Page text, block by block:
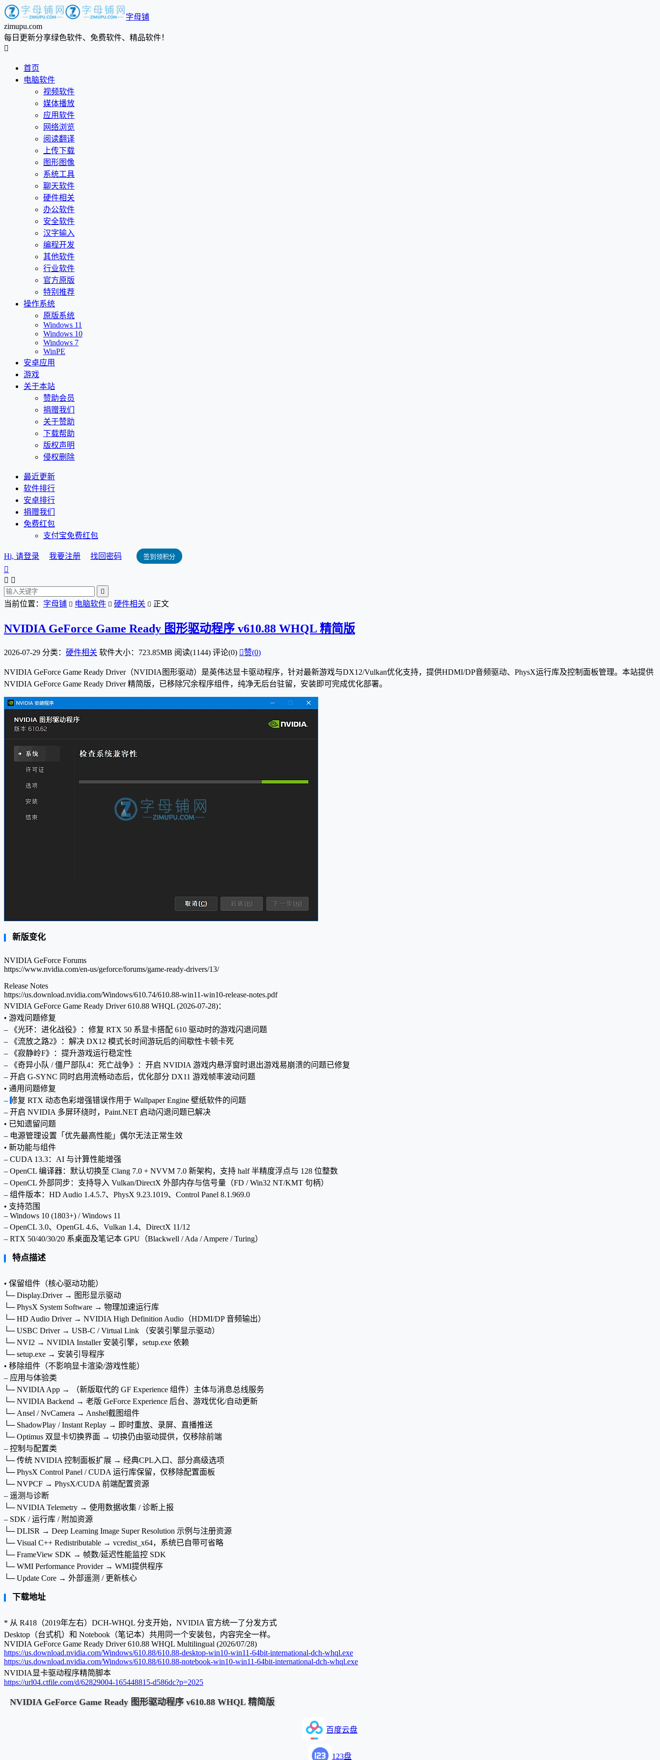
字母铺
zimupu.com
每日更新分享绿色软件、免费软件、精品软件！

首页
电脑软件
视频软件
媒体播放
应用软件
网络浏览
阅读翻译
上传下载
图形图像
系统工具
聊天软件
硬件相关
办公软件
安全软件
汉字输入
编程开发
其他软件
行业软件
官方原版
特别推荐
操作系统
原版系统
Windows 11
Windows 10
Windows 7
WinPE
安卓应用
游戏
关于本站
赞助会员
捐赠我们
关于赞助
下载帮助
版权声明
侵权删除
最近更新
软件排行
安卓排行
捐赠我们
免费红包
支付宝免费红包
Hi, 请登录 我要注册 找回密码 签到领积分

 

当前位置： 字母铺  电脑软件  硬件相关  正文
NVIDIA GeForce Game Ready 图形驱动程序 v610.88 WHQL 精简版
2026-07-29 分类： 硬件相关 软件大小：723.85MB 阅读(1144) 评论(0) 赞(0)
NVIDIA GeForce Game Ready Driver（NVIDIA图形驱动）是英伟达显卡驱动程序，针对最新游戏与DX12/Vulkan优化支持，提供HDMI/DP音频驱动、PhysX运行库及控制面板管理。本站提供
NVIDIA GeForce Game Ready Driver 精简版，已移除冗余程序组件，纯净无后台驻留，安装即可完成优化部署。
新版变化
NVIDIA GeForce Forums
https://www.nvidia.com/en-us/geforce/forums/game-ready-drivers/13/
Release Notes
https://us.download.nvidia.com/Windows/610.74/610.88-win11-win10-release-notes.pdf
NVIDIA GeForce Game Ready Driver 610.88 WHQL (2026-07-28)：
• 游戏问题修复
– 《光环：进化战役》：修复 RTX 50 系显卡搭配 610 驱动时的游戏闪退问题
– 《流放之路2》：解决 DX12 模式长时间游玩后的间歇性卡顿卡死
– 《寂静岭F》：提升游戏运行稳定性
– 《奇异小队 / 僵尸部队4：死亡战争》：开启 NVIDIA 游戏内悬浮窗时退出游戏易崩溃的问题已修复
– 开启 G-SYNC 同时启用流畅动态后，优化部分 DX11 游戏帧率波动问题
• 通用问题修复
– 修复 RTX 动态色彩增强错误作用于 Wallpaper Engine 壁纸软件的问题
– 开启 NVIDIA 多屏环绕时，Paint.NET 启动闪退问题已解决
• 已知遗留问题
– 电源管理设置「优先最高性能」偶尔无法正常生效
• 新功能与组件
– CUDA 13.3：AI 与计算性能增强
– OpenCL 编译器：默认切换至 Clang 7.0 + NVVM 7.0 新架构，支持 half 半精度浮点与 128 位整数
– OpenCL 外部同步：支持导入 Vulkan/DirectX 外部内存与信号量（FD / Win32 NT/KMT 句柄）
– 组件版本：HD Audio 1.4.5.7、PhysX 9.23.1019、Control Panel 8.1.969.0
• 支持范围
– Windows 10 (1803+) / Windows 11
– OpenCL 3.0、OpenGL 4.6、Vulkan 1.4、DirectX 11/12
– RTX 50/40/30/20 系桌面及笔记本 GPU（Blackwell / Ada / Ampere / Turing）
特点描述
• 保留组件（核心驱动功能）
└─ Display.Driver → 图形显示驱动
└─ PhysX System Software → 物理加速运行库
└─ HD Audio Driver → NVIDIA High Definition Audio（HDMI/DP 音频输出）
└─ USBC Driver → USB-C / Virtual Link （安装引擎显示驱动）
└─ NVI2 → NVIDIA Installer 安装引擎，setup.exe 依赖
└─ setup.exe → 安装引导程序
• 移除组件（不影响显卡渲染/游戏性能）
– 应用与体验类
└─ NVIDIA App → （新版取代的 GF Experience 组件）主体与消息总线服务
└─ NVIDIA Backend → 老版 GeForce Experience 后台、游戏优化/自动更新
└─ Ansel / NvCamera → Anshel截图组件
└─ ShadowPlay / Instant Replay → 即时重放、录屏、直播推送
└─ Optimus 双显卡切换界面 → 切换仍由驱动提供，仅移除前端
– 控制与配置类
└─ 传统 NVIDIA 控制面板扩展 → 经典CPL入口、部分高级选项
└─ PhysX Control Panel / CUDA 运行库保留，仅移除配置面板
└─ NVPCF → PhysX/CUDA 前端配置资源
– 遥测与诊断
└─ NVIDIA Telemetry → 使用数据收集 / 诊断上报
– SDK / 运行库 / 附加资源
└─ DLISR → Deep Learning Image Super Resolution 示例与注册资源
└─ Visual C++ Redistributable → vcredist_x64，系统已自带可省略
└─ FrameView SDK → 帧数/延迟性能监控 SDK
└─ WMI Performance Provider → WMI提供程序
└─ Update Core → 外部遥测 / 更新核心
下载地址
* 从 R418（2019年左右）DCH-WHQL 分支开始，NVIDIA 官方统一了分发方式
Desktop（台式机）和 Notebook（笔记本）共用同一个安装包，内容完全一样。
NVIDIA GeForce Game Ready Driver 610.88 WHQL Multilingual (2026/07/28)
https://us.download.nvidia.com/Windows/610.88/610.88-desktop-win10-win11-64bit-international-dch-whql.exe
https://us.download.nvidia.com/Windows/610.88/610.88-notebook-win10-win11-64bit-international-dch-whql.exe
NVIDIA显卡驱动程序精简脚本
https://url04.ctfile.com/d/62829004-165448815-d586dc?p=2025
NVIDIA GeForce Game Ready 图形驱动程序 v610.88 WHQL 精简版
百度云盘
123盘